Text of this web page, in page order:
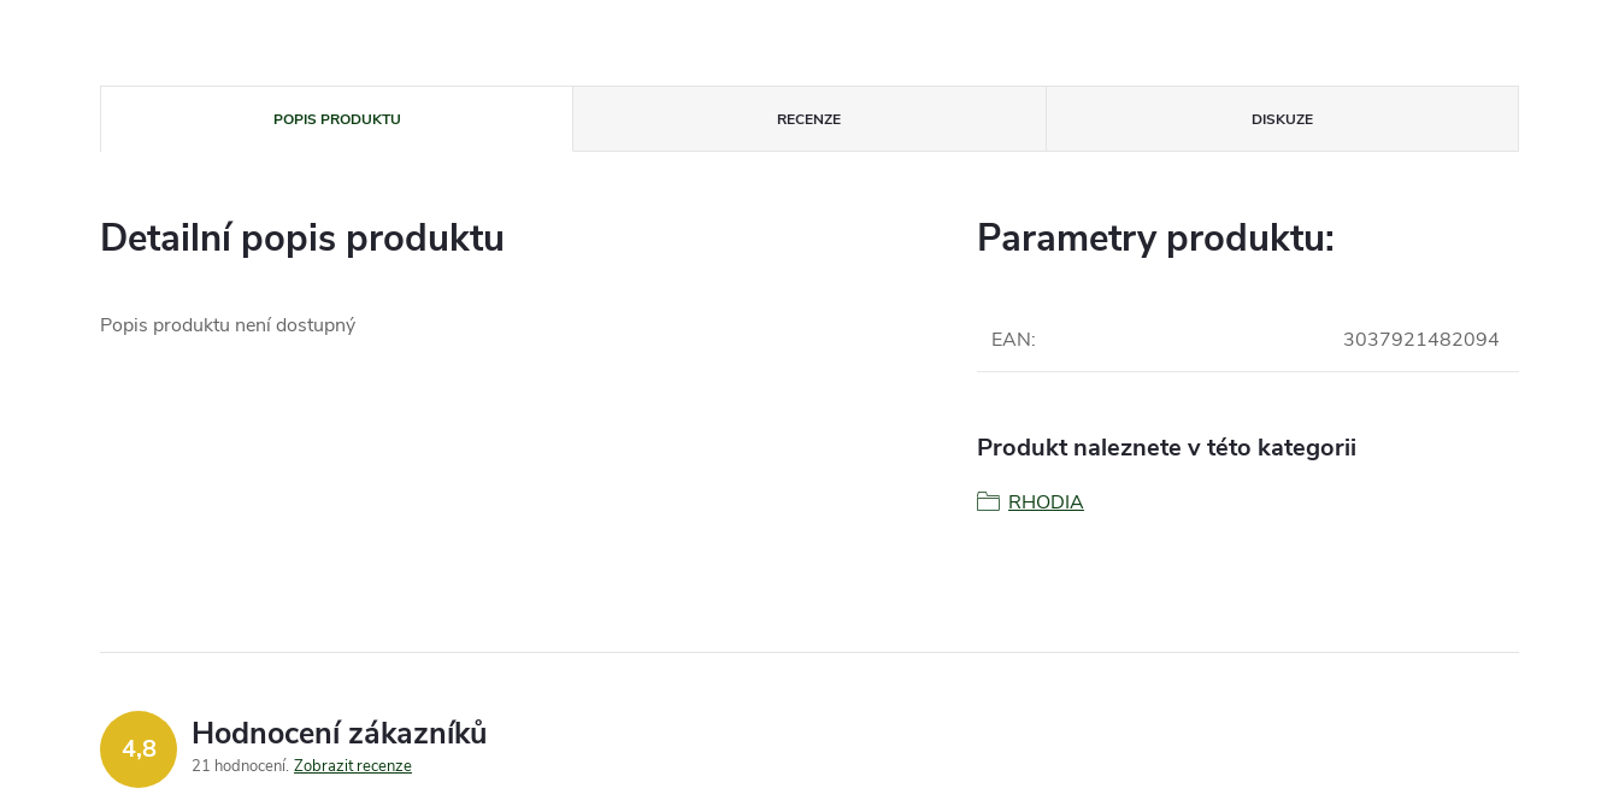
POPIS PRODUKTU RECENZE DISKUZE
Detailní popis produktu
Popis produktu není dostupný
Parametry produktu:
EAN: 3037921482094
Produkt naleznete v této kategorii
RHODIA
4,8 Hodnocení zákazníků
21 hodnocení Zobrazit recenze